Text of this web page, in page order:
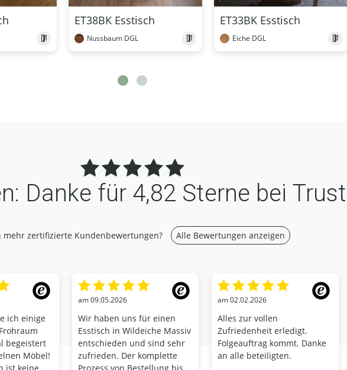
ET38BK Esstisch
Nussbaum DGL
ET33BK Esstisch
Eiche DGL
Danke für 4,82 Sterne bei
mehr zertifizierte Kundenbewertungen? Alle Bewertungen anzeigen
ich einige
begeistert
Möbel!
am 09.05.2026
Wir haben uns für einen
Esstisch in Wildeiche Massiv
entschieden und sind sehr
zufrieden. Der komplette
am 02.02.2026
Alles zur vollen
Zufriedenheit erledigt.
Folgeauftrag kommt. Danke
an alle beteiligten.